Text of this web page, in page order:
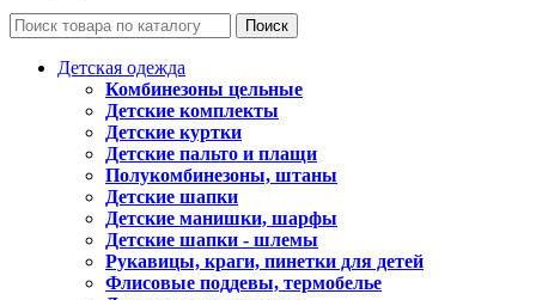
Поиск
Детская одежда
Комбинезоны цельные
Детские комплекты
Детские куртки
Детские пальто и плащи
Полукомбинезоны, штаны
Детские шапки
Детские манишки, шарфы
Детские шапки - шлемы
Рукавицы, краги, пинетки для детей
Флисовые поддевы, термобелье